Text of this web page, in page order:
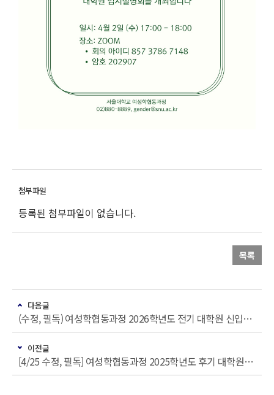
등록된 첨부파일이 없습니다.
목록
다음글
(수정, 필독) 여성학협동과정 2026학년도 전기 대학원 신입생 모집 안내
이전글
[4/25 수정, 필독] 여성학협동과정 2025학년도 후기 대학원 신입생 모집 안내